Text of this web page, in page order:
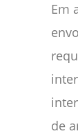
Em
de